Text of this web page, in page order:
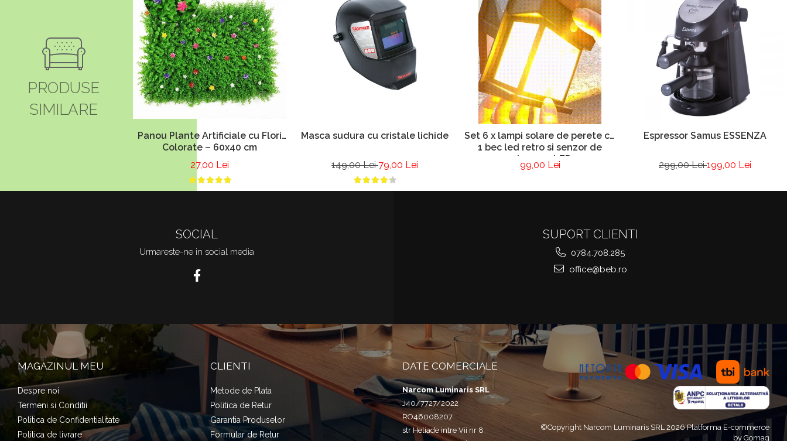
PRODUSE
SIMILARE
Panou Plante Artificiale cu Flori
Colorate – 60x40 cm
27,00 Lei
Masca sudura cu cristale lichide
149,00 Lei79,00 Lei
Set 6 x lampi solare de perete cu
1 bec led retro si senzor de
miscare - LED
99,00 Lei
Espressor Samus ESSENZA
299,00 Lei199,00 Lei
SOCIAL
Urmareste-ne in social media
SUPORT CLIENTI
0784.708.285
office@beb.ro
MAGAZINUL MEU
Despre noi
Termeni si Conditii
Politica de Confidentialitate
Politica de livrare
CLIENTI
Metode de Plata
Politica de Retur
Garantia Produselor
Formular de Retur
DATE COMERCIALE
Narcom Luminaris SRL
J40/7727/2022
RO46008207
str Heliade intre Vii nr 8
©Copyright Narcom Luminaris SRL 2026Platforma E-commerce
by Gomag